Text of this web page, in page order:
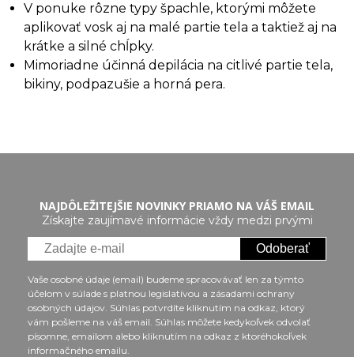
V ponuke rôzne typy špachle, ktorými môžete
aplikovať vosk aj na malé partie tela a taktiež aj na
krátke a silné chĺpky.
Mimoriadne účinná depilácia na citlivé partie tela,
bikiny, podpazušie a horná pera.
NAJDÔLEŽITEJŠIE NOVINKY PRIAMO NA VÁŠ EMAIL
Získajte zaujímavé informácie vždy medzi prvými
Odoberať
Vaše osobné údaje (email) budeme spracovávať len za týmto
účelom v súlade s platnou legislatívou a zásadami ochrany
osobných údajov. Súhlas potvrdíte kliknutím na odkaz, ktorý
vám pošleme na váš email. Súhlas môžete kedykoľvek odvolať
písomne, emailom alebo kliknutím na odkaz z ktoréhokoľvek
informačného emailu.